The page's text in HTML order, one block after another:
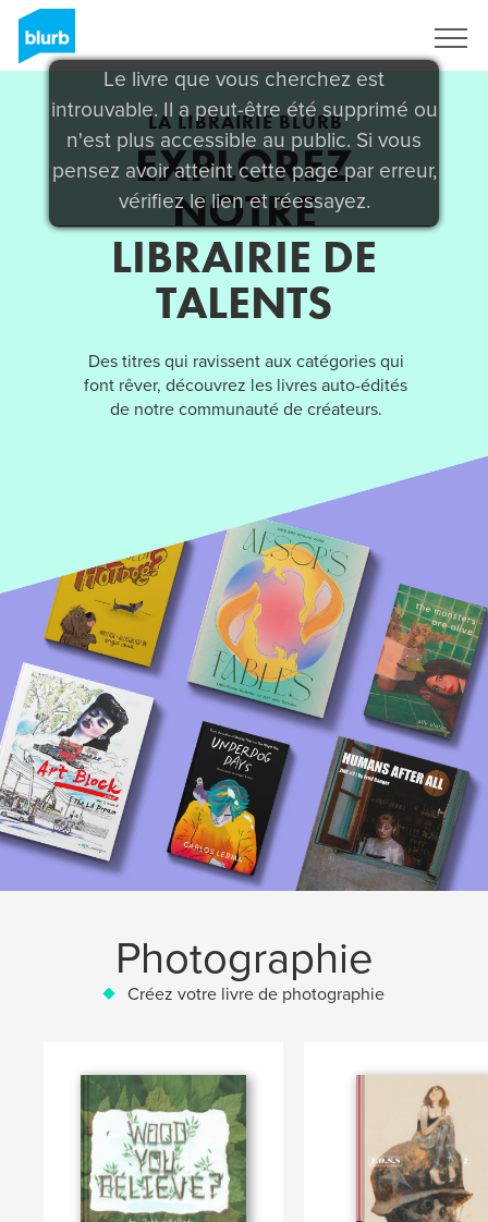
Le livre que vous cherchez est
introuvable. Il a peut-être été supprimé ou
n'est plus accessible au public. Si vous
pensez avoir atteint cette page par erreur,
vérifiez le lien et réessayez.
LA LIBRAIRIE BLURB
EXPLOREZ
NOTRE
LIBRAIRIE DE
TALENTS
Des titres qui ravissent aux catégories qui
font rêver, découvrez les livres auto-édités
de notre communauté de créateurs.
Photographie
Créez votre livre de photographie